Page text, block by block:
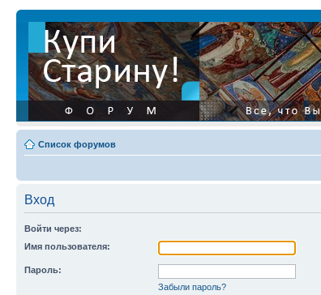
Список форумов
Вход
Войти через:
Имя пользователя:
Пароль:
Забыли пароль?